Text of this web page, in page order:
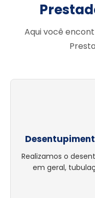
Aqui você
Realizamos o
em geral,